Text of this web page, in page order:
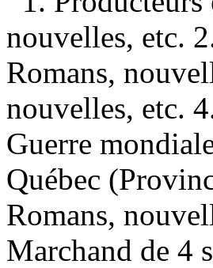
nouvelles, etc.
Romans,
nouvelles, etc.
Guerre
Québec
Romans,
Marchand de 4